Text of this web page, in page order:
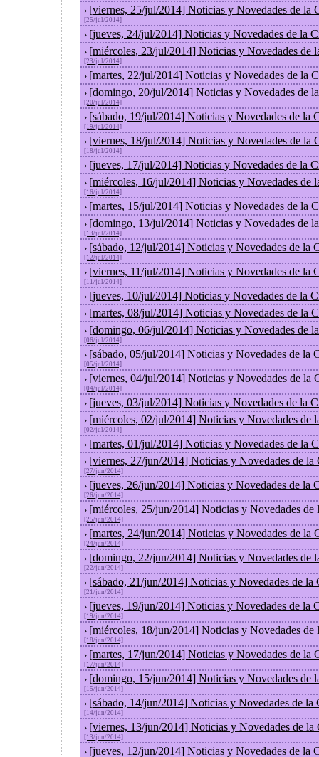
› [viernes, 25/jul/2014] Noticias y Novedades de la
[25/jul/2014]
› [jueves, 24/jul/2014] Noticias y Novedades de la
› [miércoles, 23/jul/2014] Noticias y Novedades de
[23/jul/2014]
› [martes, 22/jul/2014] Noticias y Novedades de la
› [domingo, 20/jul/2014] Noticias y Novedades de
[20/jul/2014]
› [sábado, 19/jul/2014] Noticias y Novedades de la
[19/jul/2014]
› [viernes, 18/jul/2014] Noticias y Novedades de la
[18/jul/2014]
› [jueves, 17/jul/2014] Noticias y Novedades de la
› [miércoles, 16/jul/2014] Noticias y Novedades de
[16/jul/2014]
› [martes, 15/jul/2014] Noticias y Novedades de la
› [domingo, 13/jul/2014] Noticias y Novedades de
[13/jul/2014]
› [sábado, 12/jul/2014] Noticias y Novedades de la
[12/jul/2014]
› [viernes, 11/jul/2014] Noticias y Novedades de la
[11/jul/2014]
› [jueves, 10/jul/2014] Noticias y Novedades de la
› [martes, 08/jul/2014] Noticias y Novedades de la
› [domingo, 06/jul/2014] Noticias y Novedades de
[06/jul/2014]
› [sábado, 05/jul/2014] Noticias y Novedades de la
[05/jul/2014]
› [viernes, 04/jul/2014] Noticias y Novedades de la
[04/jul/2014]
› [jueves, 03/jul/2014] Noticias y Novedades de la
› [miércoles, 02/jul/2014] Noticias y Novedades de
[02/jul/2014]
› [martes, 01/jul/2014] Noticias y Novedades de la
› [viernes, 27/jun/2014] Noticias y Novedades de la
[27/jun/2014]
› [jueves, 26/jun/2014] Noticias y Novedades de la
[26/jun/2014]
› [miércoles, 25/jun/2014] Noticias y Novedades de
[25/jun/2014]
› [martes, 24/jun/2014] Noticias y Novedades de la
[24/jun/2014]
› [domingo, 22/jun/2014] Noticias y Novedades de
[22/jun/2014]
› [sábado, 21/jun/2014] Noticias y Novedades de la
[21/jun/2014]
› [jueves, 19/jun/2014] Noticias y Novedades de la
[19/jun/2014]
› [miércoles, 18/jun/2014] Noticias y Novedades de
[18/jun/2014]
› [martes, 17/jun/2014] Noticias y Novedades de la
[17/jun/2014]
› [domingo, 15/jun/2014] Noticias y Novedades de
[15/jun/2014]
› [sábado, 14/jun/2014] Noticias y Novedades de la
[14/jun/2014]
› [viernes, 13/jun/2014] Noticias y Novedades de la
[13/jun/2014]
› [jueves, 12/jun/2014] Noticias y Novedades de la